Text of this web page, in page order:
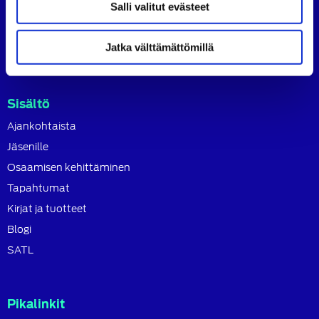
Salli valitut evästeet
Jatka välttämättömillä
tavoitteena on ylläpitää ja kehittää koko autoalan
osaamista ja ammattitaitoa.
Sisältö
Ajankohtaista
Jäsenille
Osaamisen kehittäminen
Tapahtumat
Kirjat ja tuotteet
Blogi
SATL
Pikalinkit